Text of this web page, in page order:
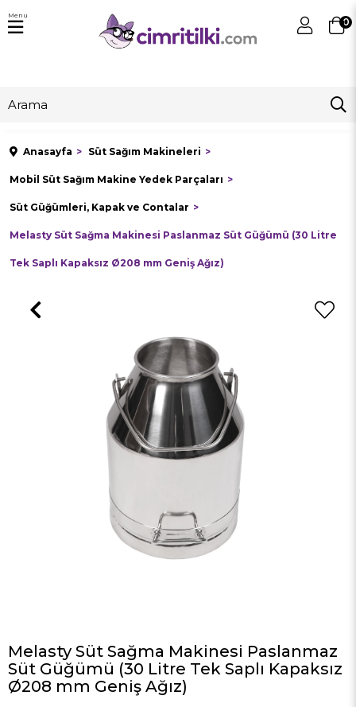
0
Menu
Anasayfa Süt Sağım Makineleri
Mobil Süt Sağım Makine Yedek Parçaları
Süt Güğümleri, Kapak ve Contalar
Melasty Süt Sağma Makinesi Paslanmaz Süt Güğümü (30 Litre
Tek Saplı Kapaksız Ø208 mm Geniş Ağız)
Melasty Süt Sağma Makinesi Paslanmaz
Süt Güğümü (30 Litre Tek Saplı Kapaksız
Ø208 mm Geniş Ağız)